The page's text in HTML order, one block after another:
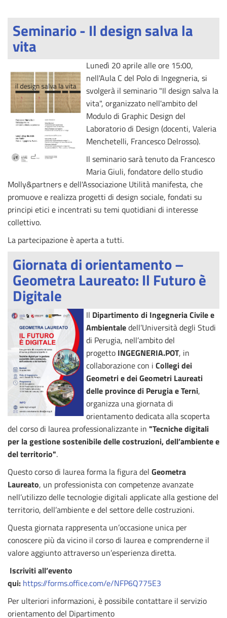
Seminario - Il design salva la
vita
Lunedì 20 aprile alle ore 15:00,
nell'Aula C del Polo di Ingegneria, si
svolgerà il seminario "Il design salva la
vita", organizzato nell'ambito del
Modulo di Graphic Design del
Laboratorio di Design (docenti, Valeria
Menchetelli, Francesco Delrosso).
Il seminario sarà tenuto da Francesco
Maria Giuli, fondatore dello studio
Molly&partners e dell'Associazione Utilità manifesta, che
promuove e realizza progetti di design sociale, fondati su
principi etici e incentrati su temi quotidiani di interesse
collettivo.
La partecipazione è aperta a tutti.
Giornata di orientamento –
Geometra Laureato: Il Futuro è
Digitale
Il Dipartimento di Ingegneria Civile e
Ambientaledell’Università degli Studi
di Perugia, nell’ambito del
progetto INGEGNERIA.POT, in
collaborazione con i Collegi dei
Geometri e dei Geometri Laureati
delle province di Perugia e Terni,
organizza una giornata di
orientamento dedicata alla scoperta
del corso di laurea professionalizzante in "Tecniche digitali
per la gestione sostenibile delle costruzioni, dell’ambiente e
del territorio".
Questo corso di laurea forma la figura del Geometra
Laureato, un professionista con competenze avanzate
nell’utilizzo delle tecnologie digitali applicate alla gestione del
territorio, dell’ambiente e del settore delle costruzioni.
Questa giornata rappresenta un’occasione unica per
conoscere più da vicino il corso di laurea e comprenderne il
valore aggiunto attraverso un’esperienza diretta.
Iscriviti all’evento
qui: https://forms.office.com/e/NFP6Q775E3
Per ulteriori informazioni, è possibile contattare il servizio
orientamento del Dipartimento